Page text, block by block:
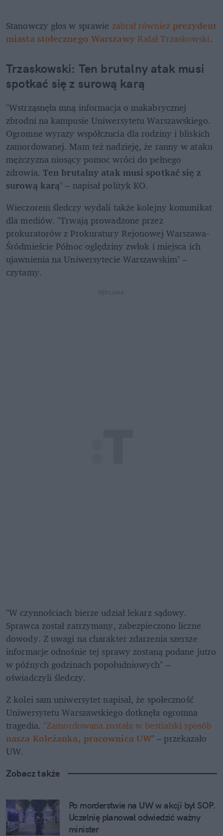
Stanowczy głos w sprawie zabrał również prezydent
miasta stołecznego Warszawy Rafał Trzaskowski.
Trzaskowski: Ten brutalny atak musi
spotkać się z surową karą
"Wstrząsnęła mną informacja o makabrycznej
zbrodni na kampusie Uniwersytetu Warszawskiego.
Ogromne wyrazy współczucia dla rodziny i bliskich
zamordowanej. Mam też nadzieję, że ranny w ataku
mężczyzna niosący pomoc wróci do pełnego
zdrowia. Ten brutalny atak musi spotkać się z
surową karą" – napisał polityk KO.
Wieczorem śledczy wydali także kolejny komunikat
dla mediów. "Trwają prowadzone przez
prokuratorów z Prokuratury Rejonowej Warszawa-
Śródmieście Północ oględziny zwłok i miejsca ich
ujawnienia na Uniwersytecie Warszawskim" –
czytamy.
REKLAMA
"W czynnościach bierze udział lekarz sądowy.
Sprawca został zatrzymany, zabezpieczono liczne
dowody. Z uwagi na charakter zdarzenia szersze
informacje odnośnie tej sprawy zostaną podane jutro
w późnych godzinach popołudniowych" –
oświadczyli śledczy.
Z kolei sam uniwersytet napisał, że społeczność
Uniwersytetu Warszawskiego dotknęła ogromna
tragedia.
nasza Koleżanka, pracownica UW" – przekazało
UW.
Zobacz także
Po morderstwie na UW w akcji był SOP.
Uczelnię planował odwiedzić ważny
minister